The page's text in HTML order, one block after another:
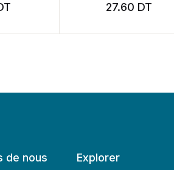
27.60 DT
de nous Explorer